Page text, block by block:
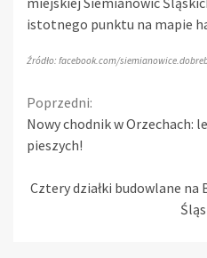
istotnego punktu na mapie
Źródło: facebook.com/
Continue
Reading
Poprzedni:
Nowy chodnik w Orzechach:
pieszych!
Cztery działki budowlane